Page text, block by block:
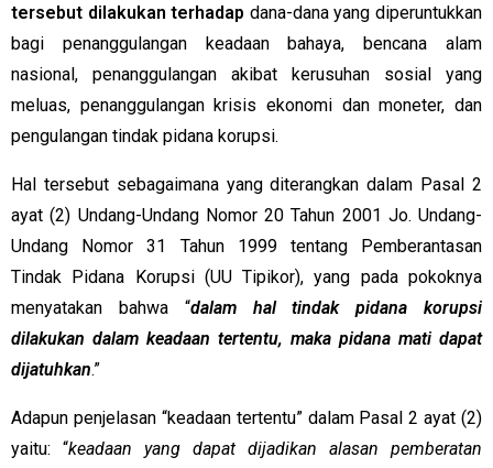
tersebut dilakukan terhadap dana-dana yang diperuntukkan
bagi penanggulangan keadaan bahaya, bencana alam
nasional, penanggulangan akibat kerusuhan sosial yang
meluas, penanggulangan krisis ekonomi dan moneter, dan
pengulangan tindak pidana korupsi.
Hal tersebut sebagaimana yang diterangkan dalam Pasal 2
ayat (2) Undang-Undang Nomor 20 Tahun 2001 Jo. Undang-
Undang Nomor 31 Tahun 1999 tentang Pemberantasan
Tindak Pidana Korupsi (UU Tipikor), yang pada pokoknya
menyatakan bahwa “dalam hal tindak pidana korupsi
dilakukan dalam keadaan tertentu, maka pidana mati dapat
dijatuhkan.”
Adapun penjelasan “keadaan tertentu” dalam Pasal 2 ayat (2)
yaitu: “keadaan yang dapat dijadikan alasan pemberatan